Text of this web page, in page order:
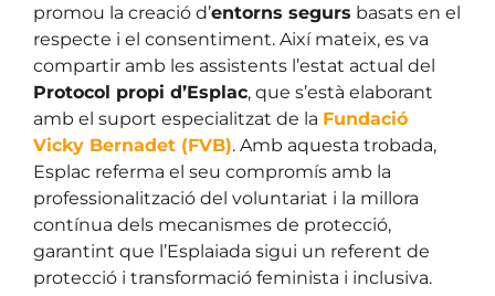
promou la creació d’entorns segurs basats en el
respecte i el consentiment. Així mateix, es va
compartir amb les assistents l’estat actual del
Protocol propi d’Esplac, que s’està elaborant
amb el suport especialitzat de la Fundació
Vicky Bernadet (FVB). Amb aquesta trobada,
Esplac referma el seu compromís amb la
professionalització del voluntariat i la millora
contínua dels mecanismes de protecció,
garantint que l’Esplaiada sigui un referent de
protecció i transformació feminista i inclusiva.